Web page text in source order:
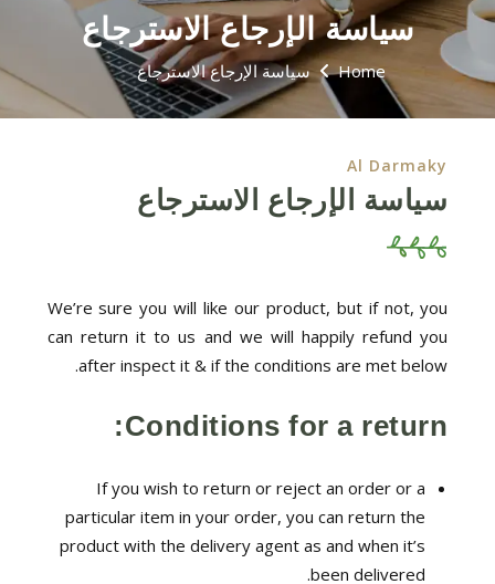
سياسة الإرجاع الاسترجاع
Home سياسة الإرجاع الاسترجاع
Al Darmaky
سياسة الإرجاع الاسترجاع
We’re sure you will like our product, but if not, you
can return it to us and we will happily refund you
after inspect it & if the conditions are met below.
Conditions for a return:
If you wish to return or reject an order or a
particular item in your order, you can return the
product with the delivery agent as and when it’s
been delivered.